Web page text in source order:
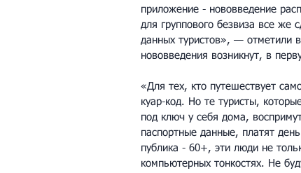
приложение - нововведение
для группового безвиза все же
данных туристов», — отметили
нововведения возникнут, в
«Для тех, кто путешествует
куар-код. Но те туристы,
под ключ у себя дома,
паспортные данные, платят
публика - 60+, эти люди не
компьютерных тонкостях. Не